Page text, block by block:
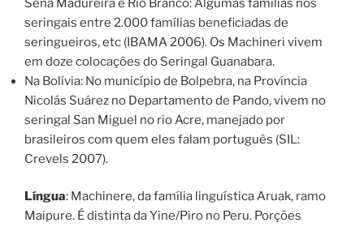
Sena Madureira e Rio Branco: Algumas famílias nos
seringais entre 2.000 famílias beneficiadas de
seringueiros, etc (IBAMA 2006). Os Machineri vivem
em doze colocações do Seringal Guanabara.
Na Bolívia: No município de Bolpebra, na Província
Nicolás Suárez no Departamento de Pando, vivem no
seringal San Miguel no rio Acre, manejado por
brasileiros com quem eles falam português (SIL:
Crevels 2007).
Língua: Machinere, da família linguística Aruak, ramo
Maipure. É distinta da Yine/Piro no Peru. Porções